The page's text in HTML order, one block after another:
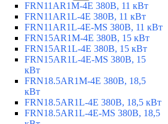
FRN11AR1M-4E 380В, 11 кВт
FRN11AR1L-4E 380В, 11 кВт
FRN11AR1L-4E-MS 380В, 11 кВт
FRN15AR1M-4E 380В, 15 кВт
FRN15AR1L-4E 380В, 15 кВт
FRN15AR1L-4E-MS 380В, 15
кВт
FRN18.5AR1M-4E 380В, 18,5
кВт
FRN18.5AR1L-4E 380В, 18,5 кВт
FRN18.5AR1L-4E-MS 380В, 18,5